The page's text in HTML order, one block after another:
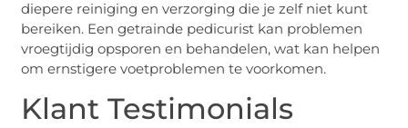
diepere reiniging en verzorging die je zelf niet kunt
bereiken. Een getrainde pedicurist kan problemen
vroegtijdig opsporen en behandelen, wat kan helpen
om ernstigere voetproblemen te voorkomen.
Klant Testimonials